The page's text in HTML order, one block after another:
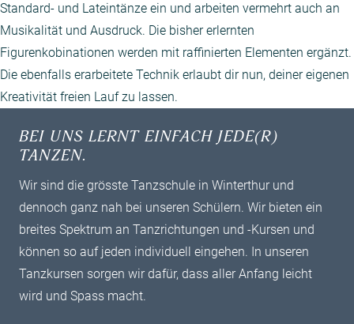
Standard- und Lateintänze ein und arbeiten vermehrt auch an
Musikalität und Ausdruck. Die bisher erlernten
Figurenkobinationen werden mit raffinierten Elementen ergänzt.
Die ebenfalls erarbeitete Technik erlaubt dir nun, deiner eigenen
Kreativität freien Lauf zu lassen.
BEI UNS LERNT EINFACH JEDE(R)
TANZEN.
Wir sind die grösste Tanzschule in Winterthur und
dennoch ganz nah bei unseren Schülern. Wir bieten ein
breites ­Spektrum an Tanzrichtungen und -Kursen und
können so auf jeden individuell ­eingehen. In unseren
Tanzkursen sorgen wir dafür, dass aller Anfang leicht
wird und Spass macht.